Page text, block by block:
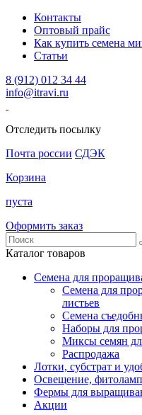
Контакты
Оптовый прайс
Как купить семена
Статьи
8 (912) 012 34 44
info@itravi.ru
Отследить посылку
Почта россии СДЭК
Корзина
пуста
Оформить заказ
Каталог товаров
Семена для
Семена для
листьев
Семена
Наборы для
Миксы семян
Распродажа
Лотки, субстрат и
Освещение,
Фермы для
Акции